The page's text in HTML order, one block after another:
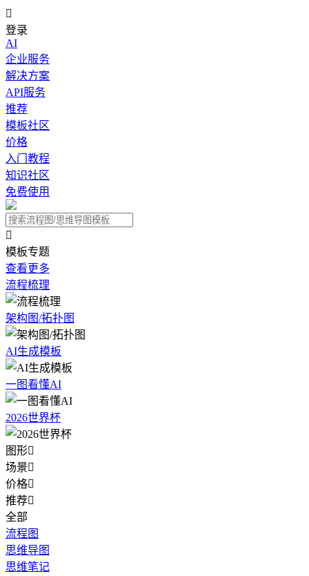

登录
AI
企业服务
解决方案
API服务
推荐
模板社区
价格
入门教程
知识社区
免费使用

模板专题
查看更多
流程梳理
架构图/拓扑图
AI生成模板
一图看懂AI
2026世界杯
图形
场景
价格
推荐
全部
流程图
思维导图
思维笔记